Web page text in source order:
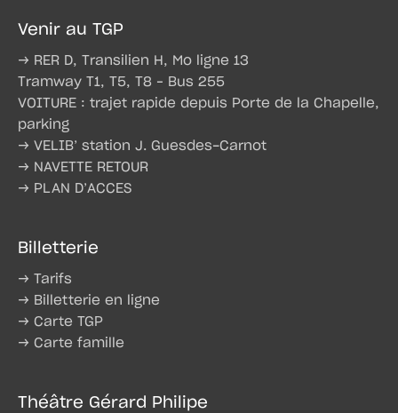
Venir au TGP
→ RER D, Transilien H, Mo ligne 13
Tramway T1, T5, T8 – Bus 255
VOITURE : trajet rapide depuis Porte de la Chapelle,
parking
→ VELIB’ station J. Guesdes-Carnot
→ NAVETTE RETOUR
→ PLAN D’ACCES
Billetterie
→ Tarifs
→ Billetterie en ligne
→ Carte TGP
→ Carte famille
Théâtre Gérard Philipe